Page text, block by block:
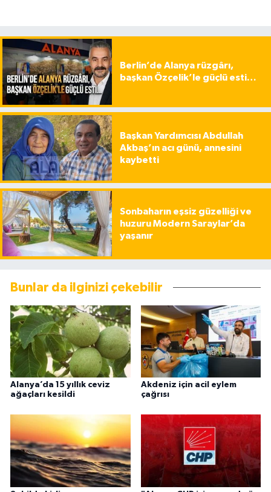
Berlin’de Alanya rüzgârı,
başkan Özçelik’le güçlü esti…
Başkan Yardımcısı Abdullah
Akbaş’ın acı günü, annesini
kaybetti
Sonbaharın eşsiz güzelliği ve
huzuru Modern Saraylar’da
yaşanır
Bunlar da ilginizi çekebilir
Alanya’da 15 yıllık ceviz
ağaçları kesildi
Akdeniz için acil eylem
çağrısı